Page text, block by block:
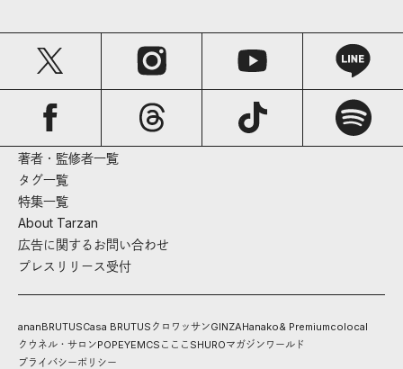
著者・監修者一覧
タグ一覧
特集一覧
About Tarzan
広告に関するお問い合わせ
プレスリリース受付
ananBRUTUSCasa BRUTUS クロワッサンGINZAHanako& Premiumcolocal
クウネル・サロンPOPEYEMCS こここ SHUROマガジンワールド
プライバシーポリシー